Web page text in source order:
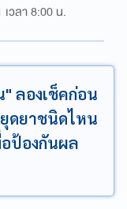
วลา 8:00 น.
ลองเช็คก่อน
ดยาชนิดไหน
ป้องกันผล